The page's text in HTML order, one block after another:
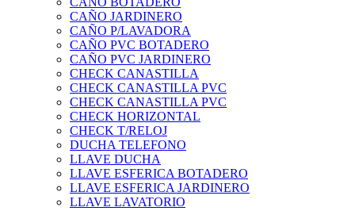
CAÑO JARDINERO
CAÑO P/LAVADORA
CAÑO PVC BOTADERO
CAÑO PVC JARDINERO
CHECK CANASTILLA
CHECK CANASTILLA PVC
CHECK CANASTILLA PVC
CHECK HORIZONTAL
CHECK T/RELOJ
DUCHA TELEFONO
LLAVE DUCHA
LLAVE ESFERICA BOTADERO
LLAVE ESFERICA JARDINERO
LLAVE LAVATORIO